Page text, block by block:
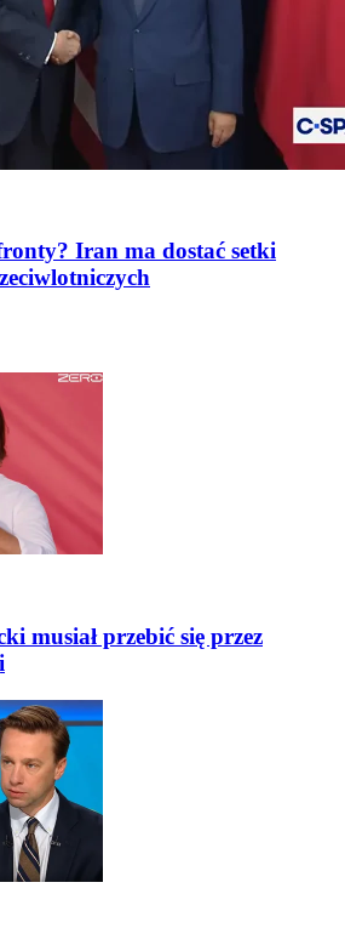
Iran ma dostać setki
musiał przebić się przez